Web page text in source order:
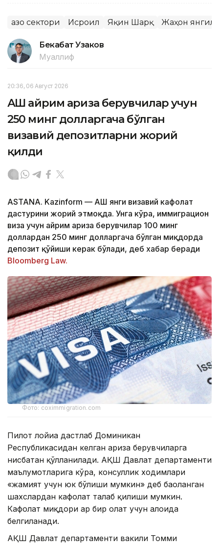
Ғазо сектори Исроил Яқин Шарқ Жаҳон
Бекабат Узаков
Муаллиф
20:36, 06 Август 2026
АҚШ айрим ариза берувчилар учун
250 минг долларгача бўлган
визавий депозитларни жорий
қилди
ASTANA. Kazinform — АҚШ янги визавий кафолат
дастурини жорий этмоқда. Унга кўра, иммиграцион
виза учун айрим ариза берувчилар 100 минг
доллардан 250 минг долларгача бўлган миқдорда
депозит қўйиши керак бўлади, деб хабар беради
Bloomberg Law.
Фото: coximmigration.com
Пилот лойиҳа дастлаб Доминикан
Республикасидан келган ариза берувчиларга
нисбатан қўлланилади. АҚШ Давлат департаменти
маълумотларига кўра, консуллик ходимлари
«жамият учун юк бўлиши мумкин» деб баҳоланган
шахслардан кафолат талаб қилиши мумкин.
Кафолат миқдори ҳар бир ҳолат учун алоҳида
белгиланади.
АҚШ Давлат департаменти вакили Томми